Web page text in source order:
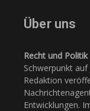
Über uns
Recht und Politik
Schwerpunkt
Redaktion
Entwicklungen.